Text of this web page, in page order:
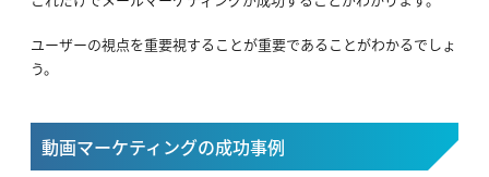
ユーザーの視点を重要視することが重要であることがわかるでしょ
う。
動画マーケティングの成功事例